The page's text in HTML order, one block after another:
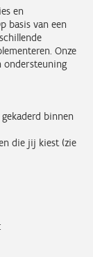
en
basis van een
Onze
ondersteuning
binnen
die jij kiest (zie